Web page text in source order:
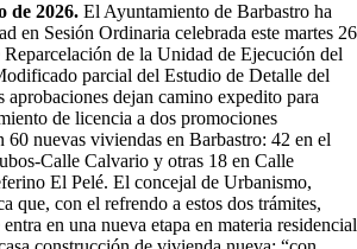
de 2026. El Ayuntamiento de Barbastro ha
en Sesión Ordinaria celebrada este martes 26
de la Unidad de Ejecución del
parcial del Estudio de Detalle del
dejan camino expedito para
de licencia a dos promociones
60 nuevas viviendas en Barbastro: 42 en el
Calle Calvario y otras 18 en Calle
El Pelé. El concejal de Urbanismo,
que, con el refrendo a estos dos trámites,
en una nueva etapa en materia residencial